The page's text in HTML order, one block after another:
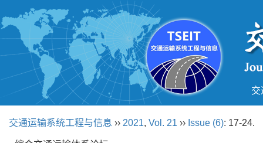
交
交通运输系统工程与信息 ›› 2021, Vol. 21 ›› Issue (6): 17-24.